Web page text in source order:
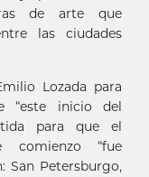
de arte que
las ciudades
Lozada para
“este inicio del
para que el
comienzo “fue
San Petersburgo,